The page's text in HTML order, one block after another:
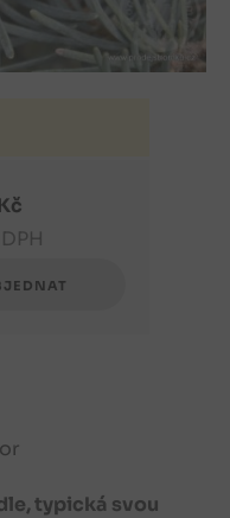
typická svou